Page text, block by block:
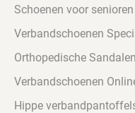
Schoenen voor senioren
Verbandschoenen
Orthopedische Sandalen
Verbandschoenen
Hippe